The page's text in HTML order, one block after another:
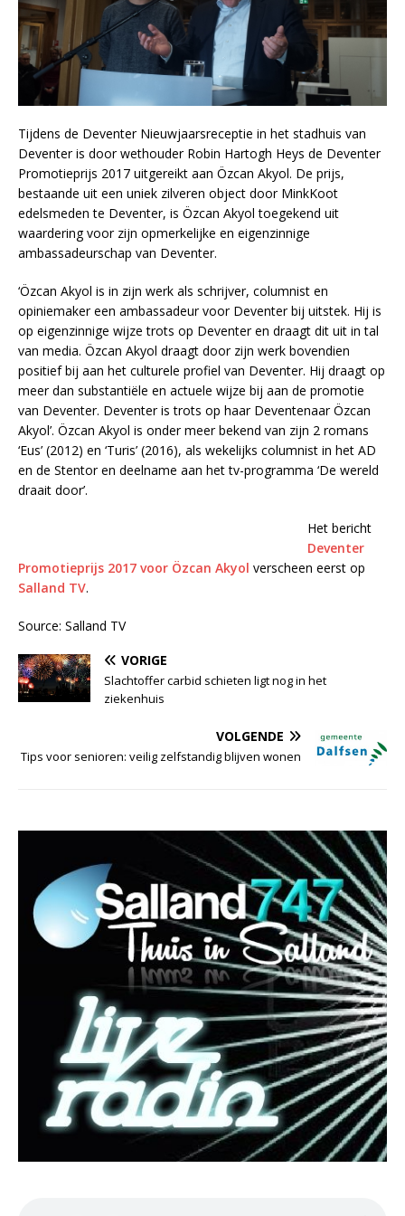
Tijdens de Deventer Nieuwjaarsreceptie in het stadhuis van
Deventer is door wethouder Robin Hartogh Heys de Deventer
Promotieprijs 2017 uitgereikt aan Özcan Akyol. De prijs,
bestaande uit een uniek zilveren object door MinkKoot
edelsmeden te Deventer, is Özcan Akyol toegekend uit
waardering voor zijn opmerkelijke en eigenzinnige
ambassadeurschap van Deventer.
‘Özcan Akyol is in zijn werk als schrijver, columnist en
opiniemaker een ambassadeur voor Deventer bij uitstek. Hij is
op eigenzinnige wijze trots op Deventer en draagt dit uit in tal
van media. Özcan Akyol draagt door zijn werk bovendien
positief bij aan het culturele profiel van Deventer. Hij draagt op
meer dan substantiële en actuele wijze bij aan de promotie
van Deventer. Deventer is trots op haar Deventenaar Özcan
Akyol’. Özcan Akyol is onder meer bekend van zijn 2 romans
‘Eus’ (2012) en ‘Turis’ (2016), als wekelijks columnist in het AD
en de Stentor en deelname aan het tv-programma ‘De wereld
draait door’.
Het bericht
Deventer
Promotieprijs 2017 voor Özcan Akyol verscheen eerst op
Salland TV.
Source: Salland TV
VORIGE
Slachtoffer carbid schieten ligt nog in het
ziekenhuis
VOLGENDE
Tips voor senioren: veilig zelfstandig blijven wonen